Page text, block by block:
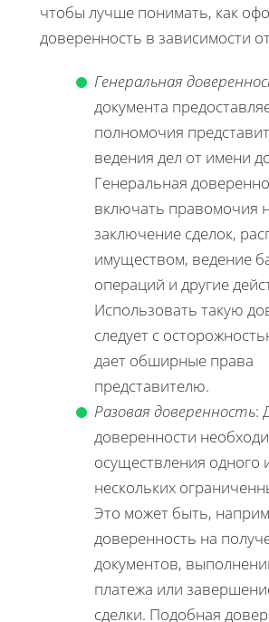
чтобы лучше понимать, как
доверенность в зависимости
Генеральная
документа
полномочия
ведения дел от имени
Генеральная
включать правомочия
заключение сделок,
имуществом, ведение
операций и другие
Использовать такую
следует с
дает обширные права
представителю.
Разовая доверенность:
доверенности
осуществления одного
нескольких
Это может быть,
доверенность на
документов,
платежа или
сделки. Подобная